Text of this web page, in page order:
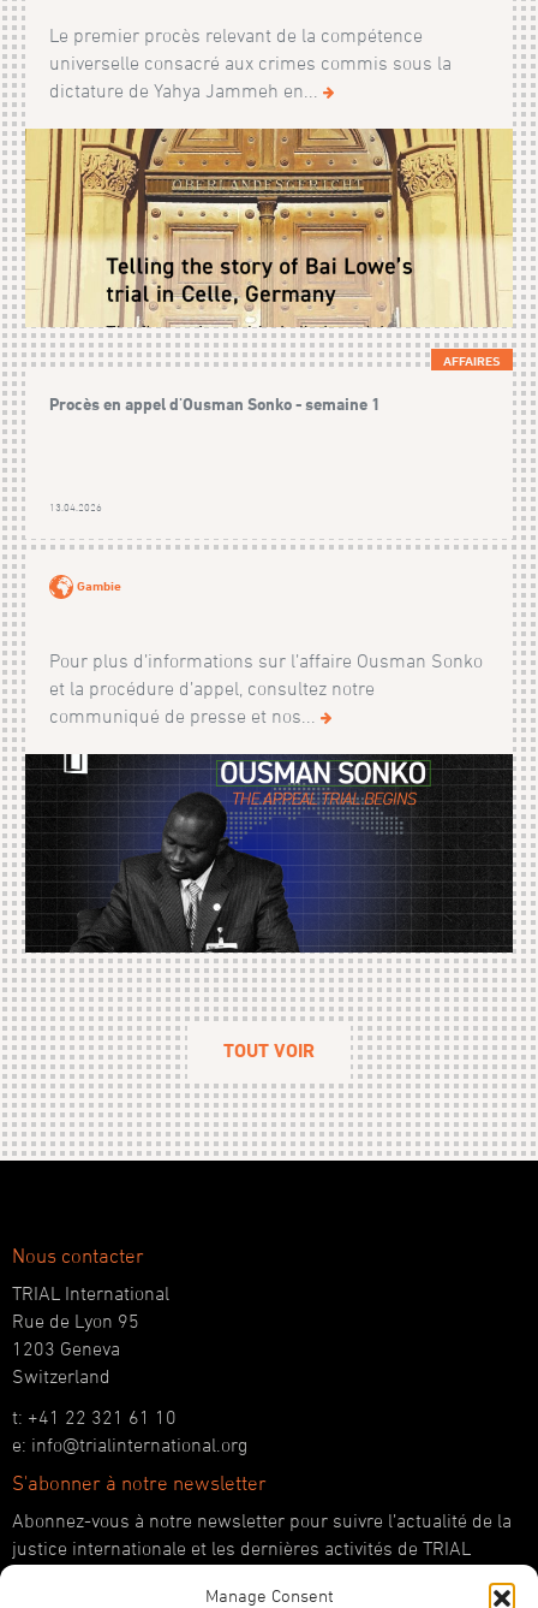
Manage Consent
Le premier procès relevant de la compétence
universelle consacré aux crimes commis sous la
dictature de Yahya Jammeh en...
AFFAIRES
Procès en appel d'Ousman Sonko - semaine 1
13.04.2026
Gambie
Pour plus d’informations sur l’affaire Ousman Sonko
et la procédure d’appel, consultez notre
communiqué de presse et nos...
TOUT VOIR
Nous contacter
TRIAL International
Rue de Lyon 95
1203 Geneva
Switzerland
t: +41 22 321 61 10
e: info@trialinternational.org
S'abonner à notre newsletter
Abonnez-vous à notre newsletter pour suivre l’actualité de la
justice internationale et les dernières activités de TRIAL